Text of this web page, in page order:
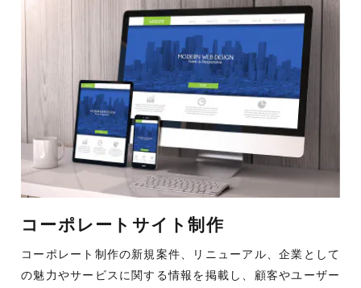
コーポレートサイト制作
コーポレート制作の新規案件、リニューアル、企業として
の魅力やサービスに関する情報を掲載し、顧客やユーザー